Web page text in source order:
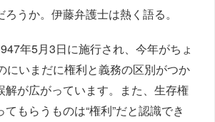
うか。伊藤弁護士は熱く語る。
年5月3日に施行され、今年がちょ
にいまだに権利と義務の区別がつか
解が広がっています。また、生存権
もらうものは“権利”だと認識でき